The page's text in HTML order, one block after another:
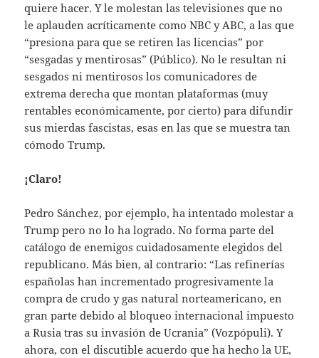
quiere hacer. Y le molestan las televisiones que no
le aplauden acríticamente como NBC y ABC, a las que
“presiona para que se retiren las licencias” por
“sesgadas y mentirosas” (Público). No le resultan ni
sesgados ni mentirosos los comunicadores de
extrema derecha que montan plataformas (muy
rentables económicamente, por cierto) para difundir
sus mierdas fascistas, esas en las que se muestra tan
cómodo Trump.
¡Claro!
Pedro Sánchez, por ejemplo, ha intentado molestar a
Trump pero no lo ha logrado. No forma parte del
catálogo de enemigos cuidadosamente elegidos del
republicano. Más bien, al contrario: “Las refinerías
españolas han incrementado progresivamente la
compra de crudo y gas natural norteamericano, en
gran parte debido al bloqueo internacional impuesto
a Rusia tras su invasión de Ucrania” (Vozpópuli). Y
ahora, con el discutible acuerdo que ha hecho la UE,